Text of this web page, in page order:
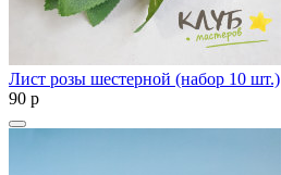
Лист розы шестерной (набор 10 шт.)
90 p